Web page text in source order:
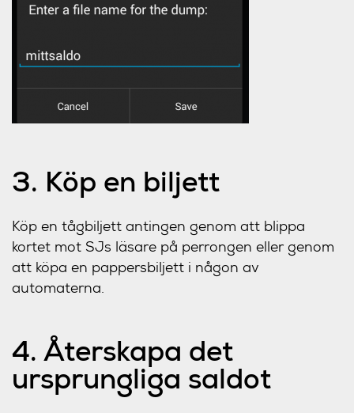
3. Köp en biljett
Köp en tågbiljett antingen genom att blippa
kortet mot SJs läsare på perrongen eller genom
att köpa en pappersbiljett i någon av
automaterna.
4. Återskapa det
ursprungliga saldot